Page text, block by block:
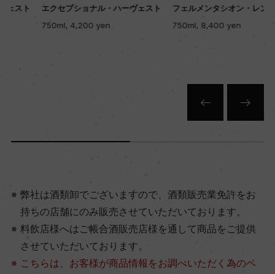
エクセプショナル・ハーヴェスト
750ml, 4,200 yen
フェルメンタシオン・レンタ
750ml, 8,400 yen
弊社は酒類卸でございますので、酒類販売業免許をお
持ちの店舗にのみ販売させていただいております。
料飲店様へはご帳合酒販売店様を通して商品をご提供
させていただいております。
こちらは、お客様が商品情報をお調べいただく為のペ